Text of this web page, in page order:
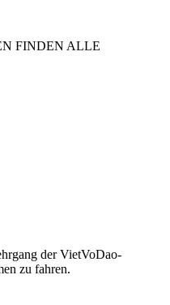
FINDEN ALLE
der VietVoDao-
zu fahren.